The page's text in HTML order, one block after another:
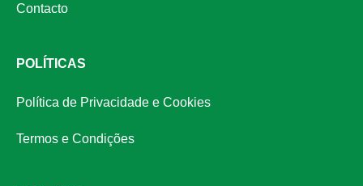
Contacto
POLÍTICAS
Política de Privacidade e Cookies
Termos e Condições